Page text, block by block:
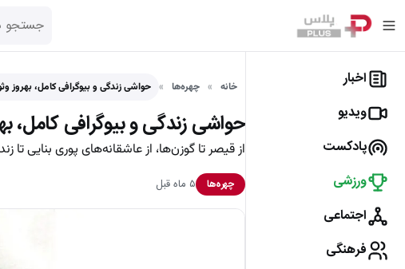
اخبار
ویدیو
پادکست
ورزشی
اجتماعی
فرهنگی
خانه چهره‌ها حواشی زندگی و بیوگرافی کامل، بهروز
حواشی زندگی و بیوگرافی کامل،
از قیصر تا گوزن‌ها، از عاشقانه‌های پوری بنایی
چهره‌ها ۵ ماه قبل